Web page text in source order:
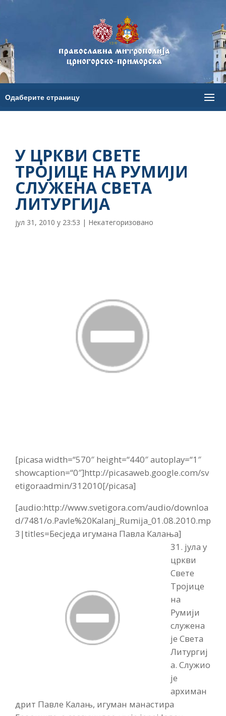
У ЦРКВИ СВЕТЕ
ТРОЈИЦЕ НА РУМИЈИ
СЛУЖЕНА СВЕТА
ЛИТУРГИЈА
јул 31, 2010 у 23:53 | Некатегоризовано
[picasa width=“570″ height=“440″ autoplay=“1″
showcaption=“0″]http://picasaweb.google.com/sv
etigoraadmin/312010[/picasa]
[audio:http://www.svetigora.com/audio/downloa
d/7481/o.Pavle%20Kalanj_Rumija_01.08.2010.mp
3|titles=Бесједа игумана Павла Калања]
31. јула у
цркви
Свете
Тројице
на
Румији
служена
је Света
Литургиј
а. Служио
је
архиман
дрит Павле Калањ, игуман манастира